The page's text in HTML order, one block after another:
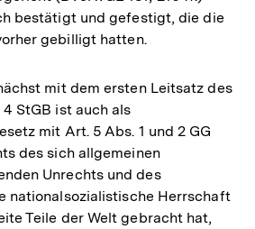
bestätigt und gefestigt, die die
gebilligt hatten.
mit dem ersten Leitsatz des
4 StGB ist auch als
mit Art. 5 Abs. 1 und 2 GG
des sich allgemeinen
Unrechts und des
nationalsozialistische Herrschaft
Teile der Welt gebracht hat,